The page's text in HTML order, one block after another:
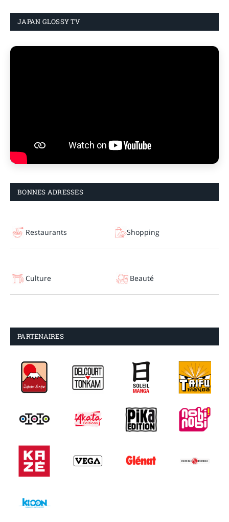
JAPAN GLOSSY TV
BONNES ADRESSES
Restaurants Shopping
Culture Beauté
PARTENAIRES